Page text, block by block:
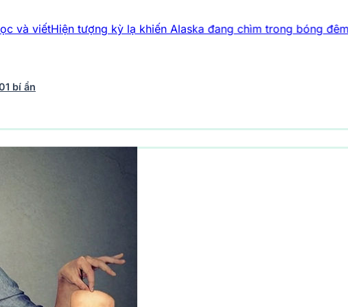
tượng kỳ lạ khiến Alaska đang chìm trong bóng đêm, không có
bí ẩn
trụ